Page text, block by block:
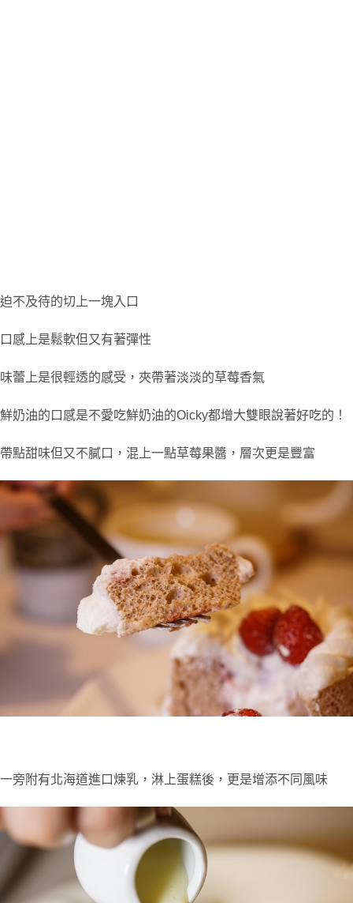
迫不及待的切上一塊入口
口感上是鬆軟但又有著彈性
味蕾上是很輕透的感受，夾帶著淡淡的草莓香氣
鮮奶油的口感是不愛吃鮮奶油的Oicky都增大雙眼說著好吃的！
帶點甜味但又不膩口，混上一點草莓果醬，層次更是豐富
一旁附有北海道進口煉乳，淋上蛋糕後，更是增添不同風味